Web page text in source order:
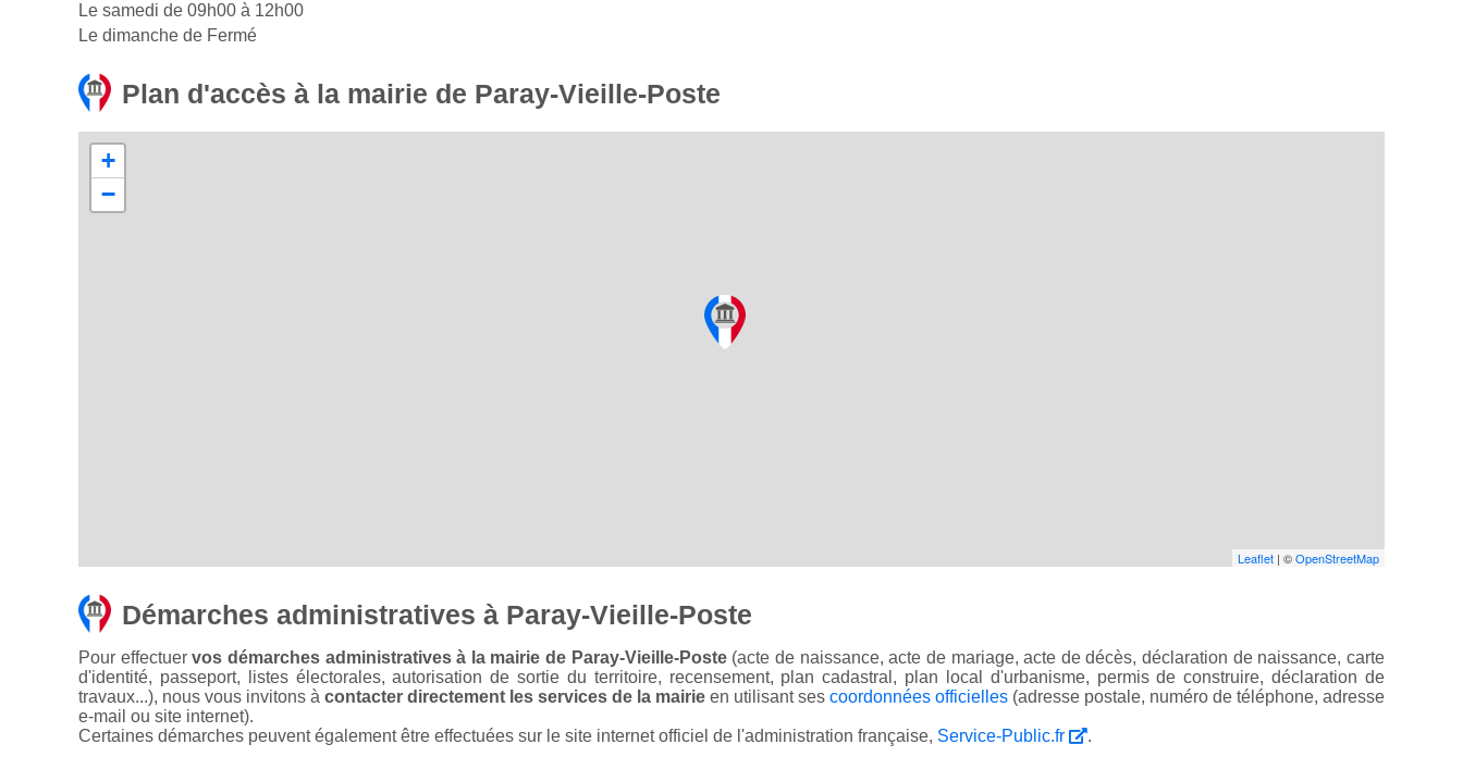
Le samedi de 09h00 à 12h00
Le dimanche de Fermé
Plan d'accès à la mairie de Paray-Vieille-Poste
+
−
Leaflet | ©OpenStreetMap
Démarches administratives à Paray-Vieille-Poste
Pour effectuervos démarches administratives à la mairie de Paray-Vieille-Poste(acte de naissance, acte de mariage, acte de décès, déclaration de naissance, carte
d'identité, passeport, listes électorales, autorisation de sortie du territoire, recensement, plan cadastral, plan local d'urbanisme, permis de construire, déclaration de
travaux...), nous vous invitons à contacter directement les services de la mairie en utilisant ses coordonnées officielles (adresse postale, numéro de téléphone, adresse
e-mail ou site internet).
Certaines démarches peuvent également être effectuées sur le site internet officiel de l'administration française, Service-Public.fr .